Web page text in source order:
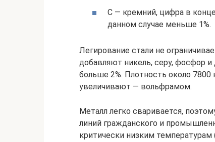
С — кремний, цифра в
данном случае меньше 1%.
Легирование стали не
добавляют никель, серу, фосфор
больше 2%. Плотность около
увеличивают — вольфрамом.
Металл легко сваривается,
линий гражданского и
критически низким